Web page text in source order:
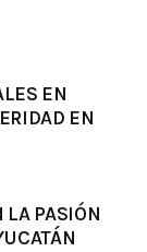
EN
EN
LA PASIÓN